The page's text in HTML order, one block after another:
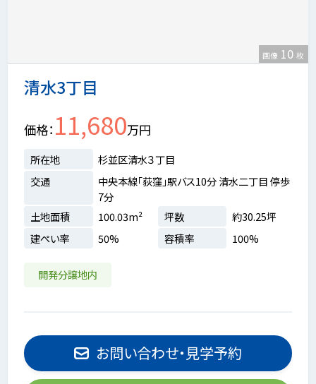
清水3丁目
画像 10 枚
価格 11,680万円
所在地
杉並区清水３丁目
交通
中央本線「荻窪」駅バス10分 清水二丁目 停歩
7分
土地面積
100.03m² 坪数
約30.25坪
建ぺい率
50% 容積率 100%
開発分譲地内
お問い合わせ・見学予約